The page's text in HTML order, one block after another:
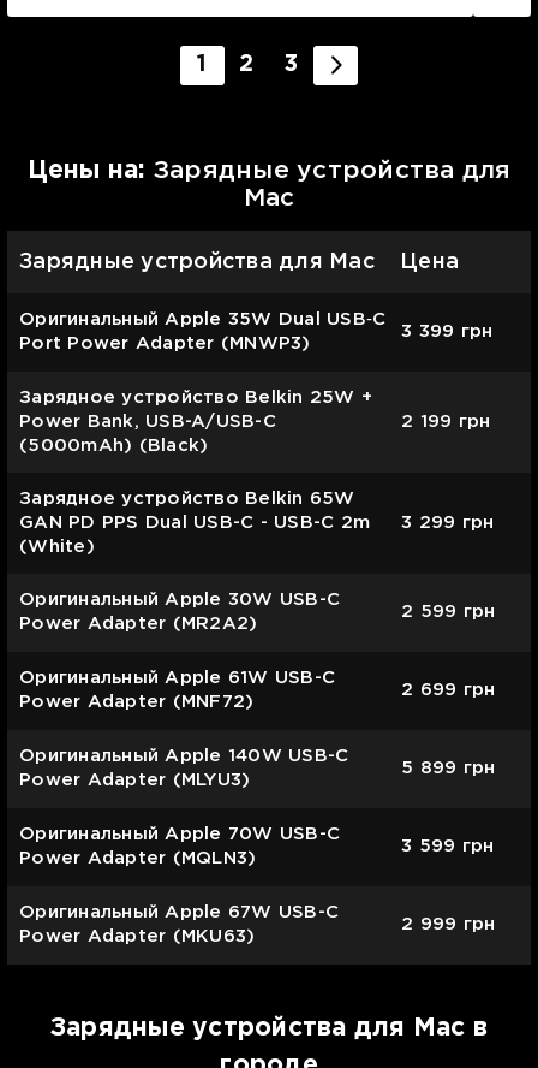
1 2 3
Цены на: Зарядные устройства для
Mac
Зарядные устройства для Mac Цена
Оригинальный Apple 35W Dual USB‑C
Port Power Adapter (MNWP3)
3 399 грн
Зарядное устройство Belkin 25W +
Power Bank, USB-A/USB-C
(5000mAh) (Black)
2 199 грн
Зарядное устройство Belkin 65W
GAN PD PPS Dual USB-С - USB-С 2m
(White)
3 299 грн
Оригинальный Apple 30W USB-C
Power Adapter (MR2A2)
2 599 грн
Оригинальный Apple 61W USB-C
Power Adapter (MNF72)
2 699 грн
Оригинальный Apple 140W USB-C
Power Adapter (MLYU3)
5 899 грн
Оригинальный Apple 70W USB-C
Power Adapter (MQLN3)
3 599 грн
Оригинальный Apple 67W USB-C
Power Adapter (MKU63)
2 999 грн
Зарядные устройства для Mac в